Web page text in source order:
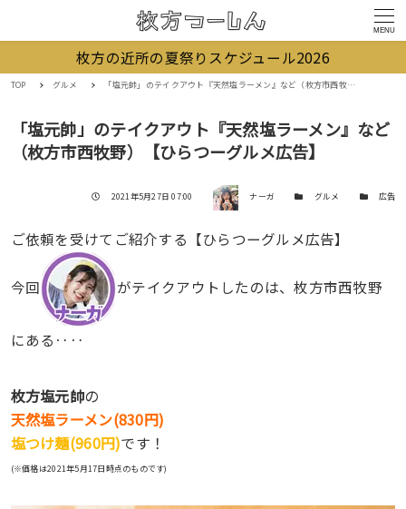
MENU
枚方の近所の夏祭りスケジュール2026
TOP グルメ 「塩元帥」のテイクアウト『天然塩ラーメン』など（枚方市西牧野）【ひらつーグルメ広告】
「塩元帥」のテイクアウト『天然塩ラーメン』など
（枚方市西牧野）【ひらつーグルメ広告】
投稿日
2021年5月27日 07:00 著者 ナーガ カテゴリー
グルメ カテゴリー
広告
ご依頼を受けてご紹介する【ひらつーグルメ広告】
今回 がテイクアウトしたのは、枚方市西牧野
にある‥‥
枚方塩元帥の
天然塩ラーメン(830円)
塩つけ麺(960円)です！
(※価格は2021年5月17日時点のものです)